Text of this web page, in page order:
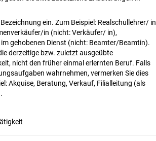
ein. Zum Beispiel: Realschullehrer/ in
in (nicht: Verkäufer/ in),
gehobenen Dienst (nicht: Beamter/Beamtin).
derzeitige bzw. zuletzt ausgeübte
nicht den früher einmal erlernten Beruf. Falls
wahrnehmen, vermerken Sie dies
Akquise, Beratung, Verkauf, Filialleitung (als